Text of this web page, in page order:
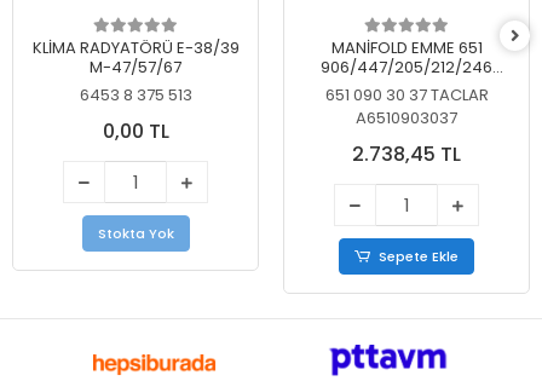
KLİMA RADYATÖRÜ E-38/39
M-47/57/67
6453 8 375 513
0,00 TL
Stokta Yok
MANİFOLD EMME 651
906/447/205/212/246
KELEBEKSİZ
651 090 30 37 TACLAR
A6510903037
2.738,45 TL
Sepete Ekle